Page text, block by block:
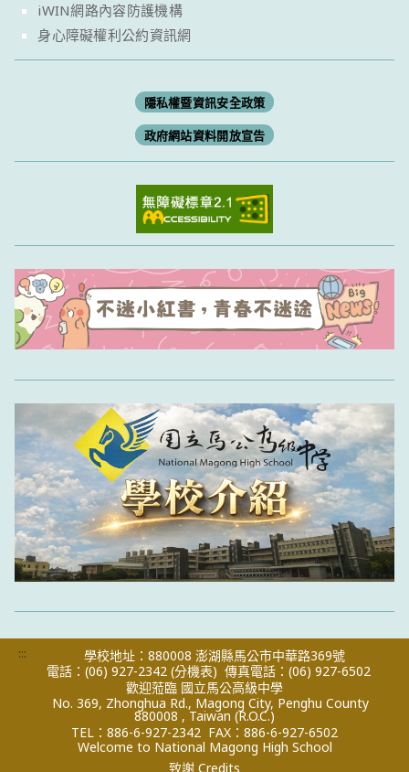
iWIN網路內容防護機構
身心障礙權利公約資訊網
隱私權暨資訊安全政策
政府網站資料開放宣告
:::
學校地址：880008 澎湖縣馬公市中華路369號
電話：(06) 927-2342 (分機表) 傳真電話：(06) 927-6502
歡迎蒞臨 國立馬公高級中學
No. 369, Zhonghua Rd., Magong City, Penghu County
880008 , Taiwan (R.O.C.)
TEL：886-6-927-2342 FAX：886-6-927-6502
Welcome to National Magong High School
致謝 Credits